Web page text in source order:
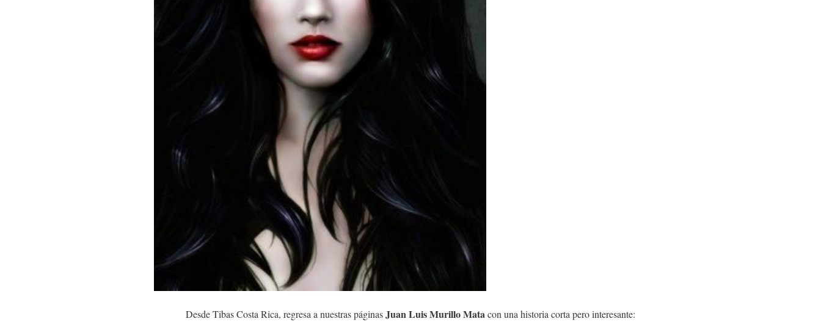
Desde Tibas Costa Rica, regresa a nuestras páginasJuan Luis Murillo Matacon una historia corta pero interesante: